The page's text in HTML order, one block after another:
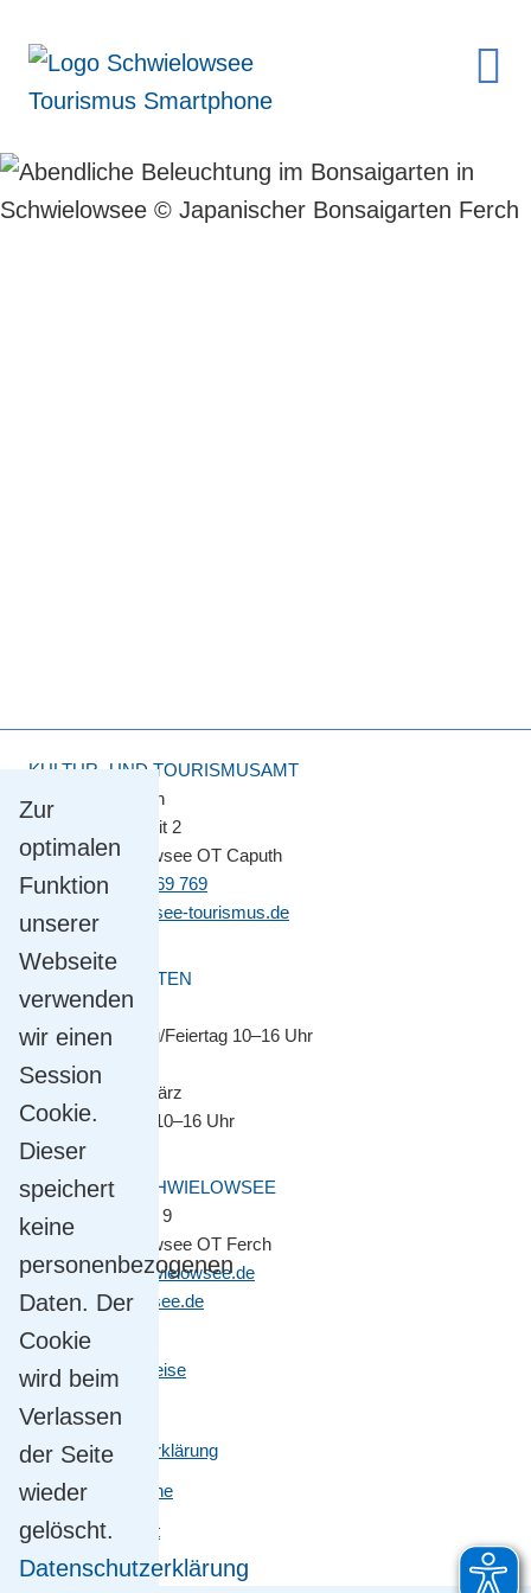
Zur
optimalen
Funktion
unserer
Webseite
verwenden
wir einen
Session
Cookie.
Dieser
speichert
keine
personenbezogenen
Daten. Der
Cookie
wird beim
Verlassen
der Seite
wieder
gelöscht.
Datenschutzerklärung
KULTUR- UND TOURISMUSAMT
Touristinformation
Straße der Einheit 2
14548 Schwielowsee OT Caputh
Tel. +49 33209 769 769
info@schwielowsee-tourismus.de
ÖFFNUNGSZEITEN
April bis Oktober
Montag–Sonntag/Feiertag 10–16 Uhr
November bis März
Montag–Freitag 10–16 Uhr
GEMEINDE SCHWIELOWSEE
Potsdamer Platz 9
14548 Schwielowsee OT Ferch
gemeinde@schwielowsee.de
www.schwielowsee.de
Kontakt & Anreise
Impressum
Datenschutzerklärung
Leichte Sprache
Barrierefreiheit